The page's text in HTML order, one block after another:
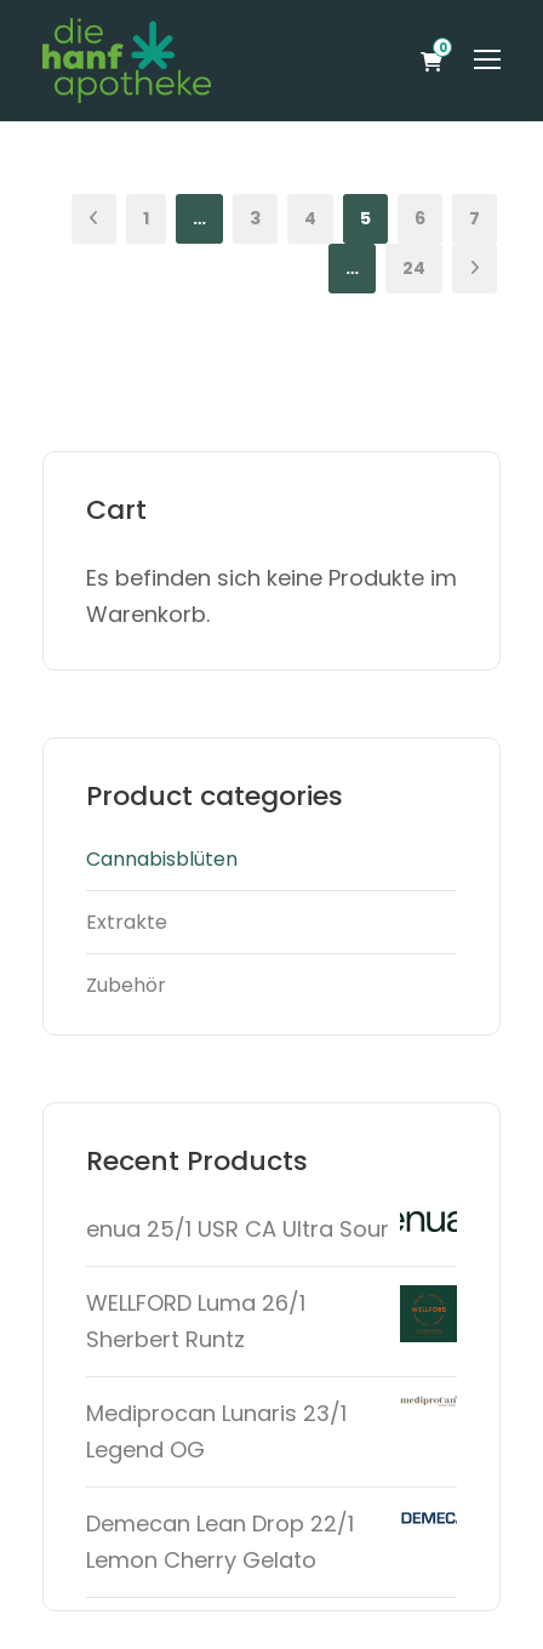
0
1 … 3 4 5 6 7
… 24
Cart
Es befinden sich keine Produkte im
Warenkorb.
Product categories
Cannabisblüten
Extrakte
Zubehör
Recent Products
enua 25/1 USR CA Ultra Sour
WELLFORD Luma 26/1
Sherbert Runtz
Mediprocan Lunaris 23/1
Legend OG
Demecan Lean Drop 22/1
Lemon Cherry Gelato